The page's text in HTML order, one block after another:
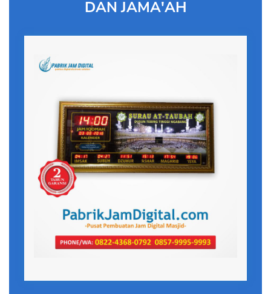
DAN JAMA'AH